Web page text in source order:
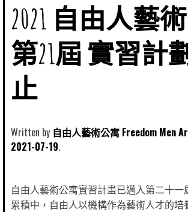
2021 自由人藝
第21屆 實習計
止
Written by 自由人藝術公寓 Freedom Men
2021-07-19
自由人藝術公寓實習計畫已邁入第二十一
累積中，自由人以機構作為藝術人才的培